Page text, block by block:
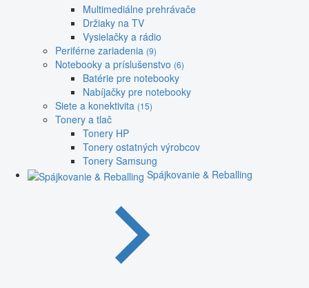
Multimediálne prehrávače
Držiaky na TV
Vysielačky a rádio
Periférne zariadenia (9)
Notebooky a príslušenstvo (6)
Batérie pre notebooky
Nabíjačky pre notebooky
Siete a konektivita (15)
Tonery a tlač
Tonery HP
Tonery ostatných výrobcov
Tonery Samsung
Spájkovanie & Reballing